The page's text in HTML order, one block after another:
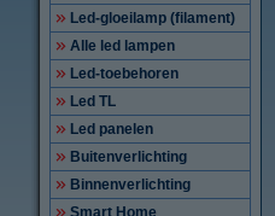
Led-gloeilamp (filament)
Alle led lampen
Led-toebehoren
Led TL
Led panelen
Buitenverlichting
Binnenverlichting
Smart Home